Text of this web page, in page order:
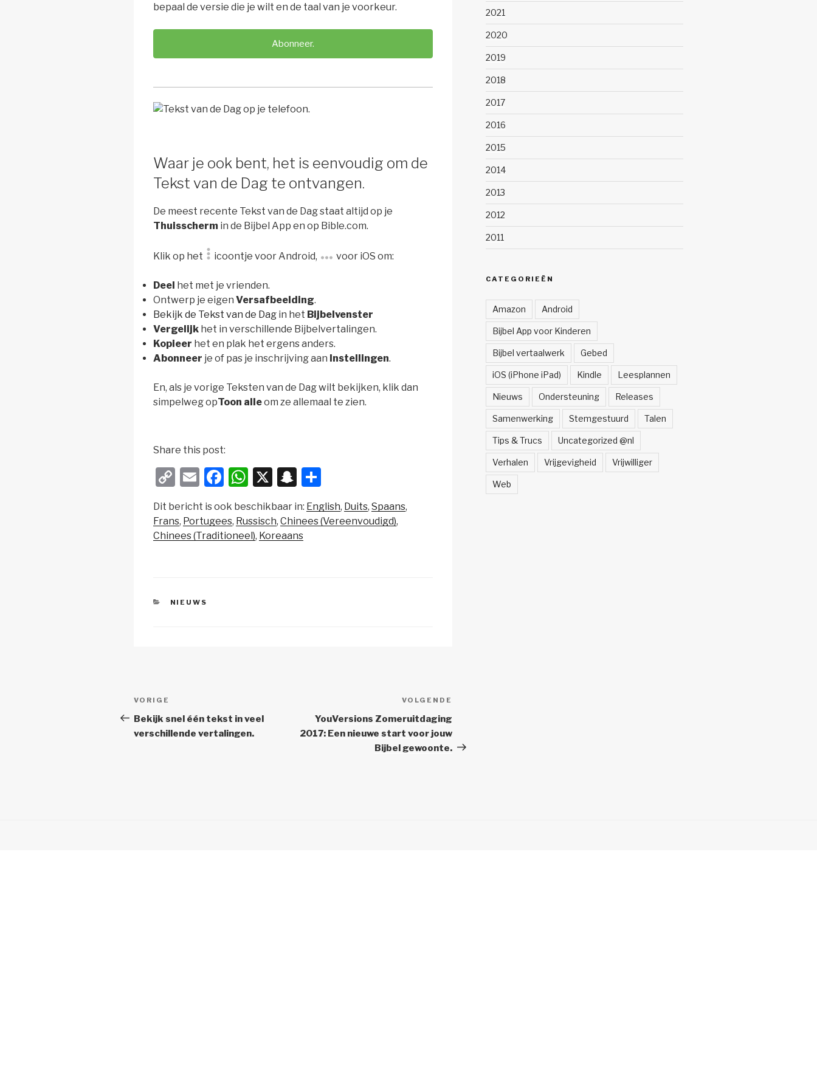
bepaal de versie die je wilt en de taal van je voorkeur.
Abonneer.
Waar je ook bent, het is eenvoudig om de
Tekst van de Dag te ontvangen.
De meest recente Tekst van de Dag staat altijd op je
Thuisscherm in de Bijbel App en op Bible.com.
Klik op het icoontje voor Android, voor iOS om:
Deel het met je vrienden.
Ontwerp je eigen Versafbeelding.
Bekijk de Tekst van de Dag in het Bijbelvenster
Vergelijk het in verschillende Bijbelvertalingen.
Kopieer het en plak het ergens anders.
Abonneer je of pas je inschrijving aan Instellingen.
En, als je vorige Teksten van de Dag wilt bekijken, klik dan
simpelweg opToon alleom ze allemaal te zien.
Share this post:
C
p
y
E
ail
F
c
e
W
at
s
X
S
a
p
e
Dit bericht is ook beschikbaar in: English Duits Spaans
Frans Portugees Russisch Chinees (Vereenvoudigd)
Chinees (Traditioneel) Koreaans
CATEGORIEËN
NIEUWS
Berichtnavigatie
Vorig
bericht
VORIGE
Bekijk snel één tekst in veel
verschillende vertalingen.
VOLGENDE
YouVersions Zomeruitdaging
2017: Een nieuwe start voor jouw
Bijbel gewoonte.
2021
2020
2019
2018
2017
2016
2015
2014
2013
2012
2011
CATEGORIEËN
Amazon Android
Bijbel App voor Kinderen
Bijbel vertaalwerk Gebed
iOS (iPhone iPad) Kindle Leesplannen
Nieuws Ondersteuning Releases
Samenwerking Stemgestuurd Talen
Tips & Trucs Uncategorized @nl
Verhalen Vrijgevigheid Vrijwilliger
Web